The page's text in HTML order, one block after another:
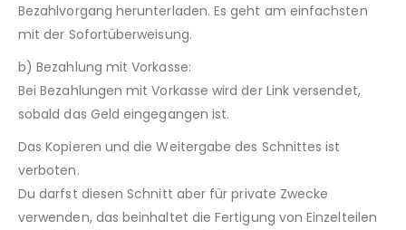
Bezahlvorgang herunterladen. Es geht am einfachsten
mit der Sofortüberweisung.
b) Bezahlung mit Vorkasse:
Bei Bezahlungen mit Vorkasse wird der Link versendet,
sobald das Geld eingegangen ist.
Das Kopieren und die Weitergabe des Schnittes ist
verboten.
Du darfst diesen Schnitt aber für private Zwecke
verwenden, das beinhaltet die Fertigung von Einzelteilen